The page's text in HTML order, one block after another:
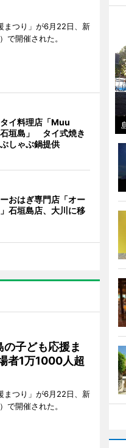
まつり」が6月22日、新
で開催された。
イ料理店「Muu
垣島」 タイ式焼き
しゃぶ鍋提供
おはぎ専門店「オー
石垣島店、大川に移
子ども応援ま
者1万1000人超
まつり」が6月22日、新
で開催された。